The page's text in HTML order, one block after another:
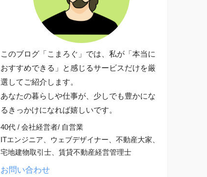
このブログ「こまろぐ」では、私が「本当に
おすすめできる」と感じるサービスだけを厳
選してご紹介します。
あなたの暮らしや仕事が、少しでも豊かにな
るきっかけになれば嬉しいです。
40代 / 会社経営者/ 自営業
ITエンジニア、ウェブデザイナー、不動産大家、
宅地建物取引士、賃貸不動産経営管理士
お問い合わせ